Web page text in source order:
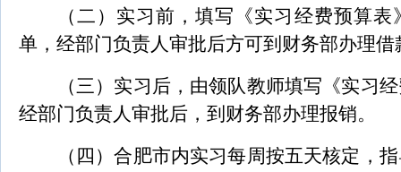
（二）实习前，填写《实习经费预算
单，经部门负责人审批后方可到财务部办理借
（三）实习后，由领队教师填写《实习
经部门负责人审批后，到财务部办理报销。
（四）合肥市内实习每周按五天核定，